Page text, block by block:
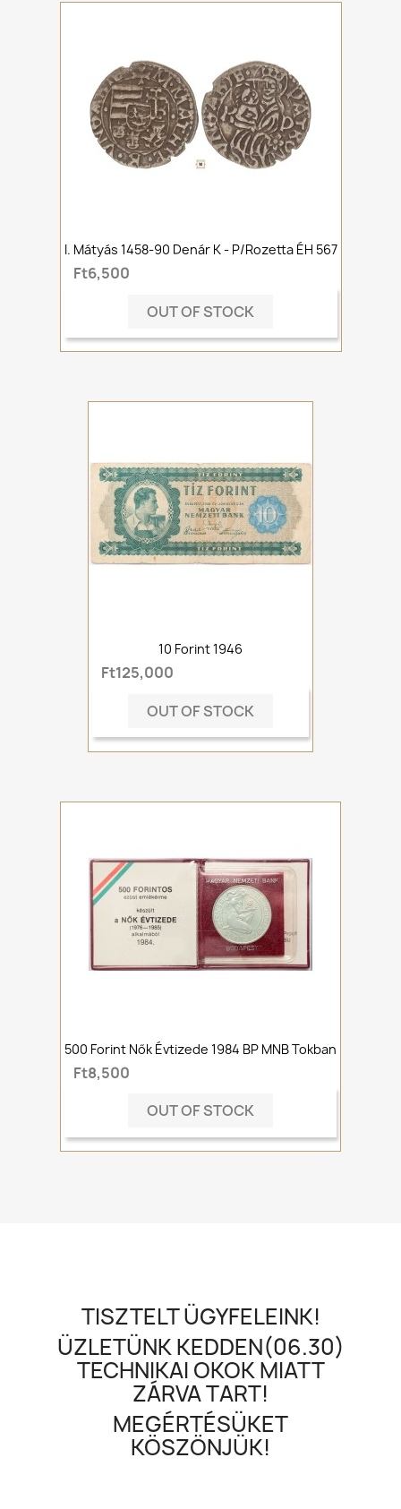
I. Mátyás 1458-90 Denár K - P/rozetta ÉH 567
Ft6,500
OUT OF STOCK
10 Forint 1946
Ft125,000
OUT OF STOCK
500 Forint Nők Évtizede 1984 BP MNB Tokban
Ft8,500
OUT OF STOCK
TISZTELT ÜGYFELEINK!
ÜZLETÜNK KEDDEN(06.30)
TECHNIKAI OKOK MIATT
ZÁRVA TART!
MEGÉRTÉSÜKET
KÖSZÖNJÜK!